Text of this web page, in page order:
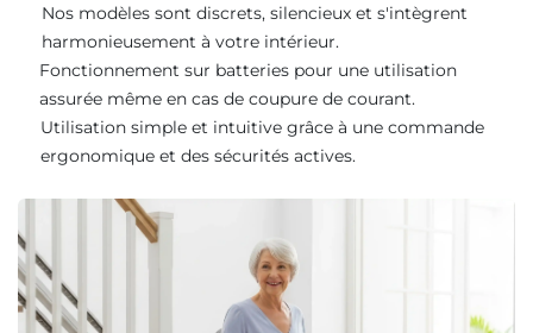
Nos modèles sont discrets, silencieux et s'intègrent
harmonieusement à votre intérieur.
Fonctionnement sur batteries pour une utilisation
assurée même en cas de coupure de courant.
Utilisation simple et intuitive grâce à une commande
ergonomique et des sécurités actives.